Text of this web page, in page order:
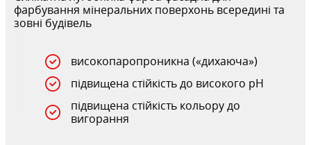
фарбування мінеральних поверхонь всередині та
зовні будівель
високопаропроникна («дихаюча»)
підвищена стійкість до високого pH
підвищена стійкість кольору до
вигорання